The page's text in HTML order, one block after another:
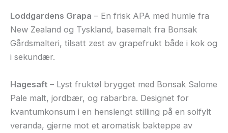
Loddgardens Grapa – En frisk APA med humle fra
New Zealand og Tyskland, basemalt fra Bonsak
Gårdsmalteri, tilsatt zest av grapefrukt både i kok og
i sekundær.
Hagesaft – Lyst fruktøl brygget med Bonsak Salome
Pale malt, jordbær, og rabarbra. Designet for
kvantumkonsum i en henslengt stilling på en solfylt
veranda, gjerne mot et aromatisk bakteppe av